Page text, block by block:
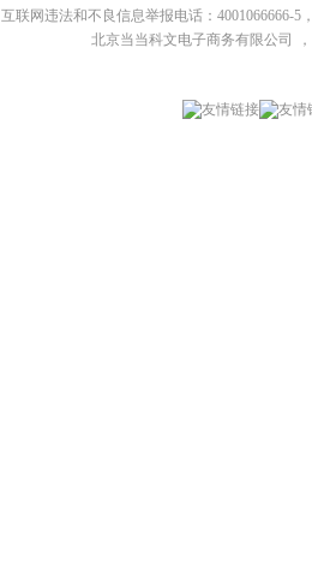
互联网违法和不良信息举报电话：4001066666-5
北京当当科文电子商务有限公司